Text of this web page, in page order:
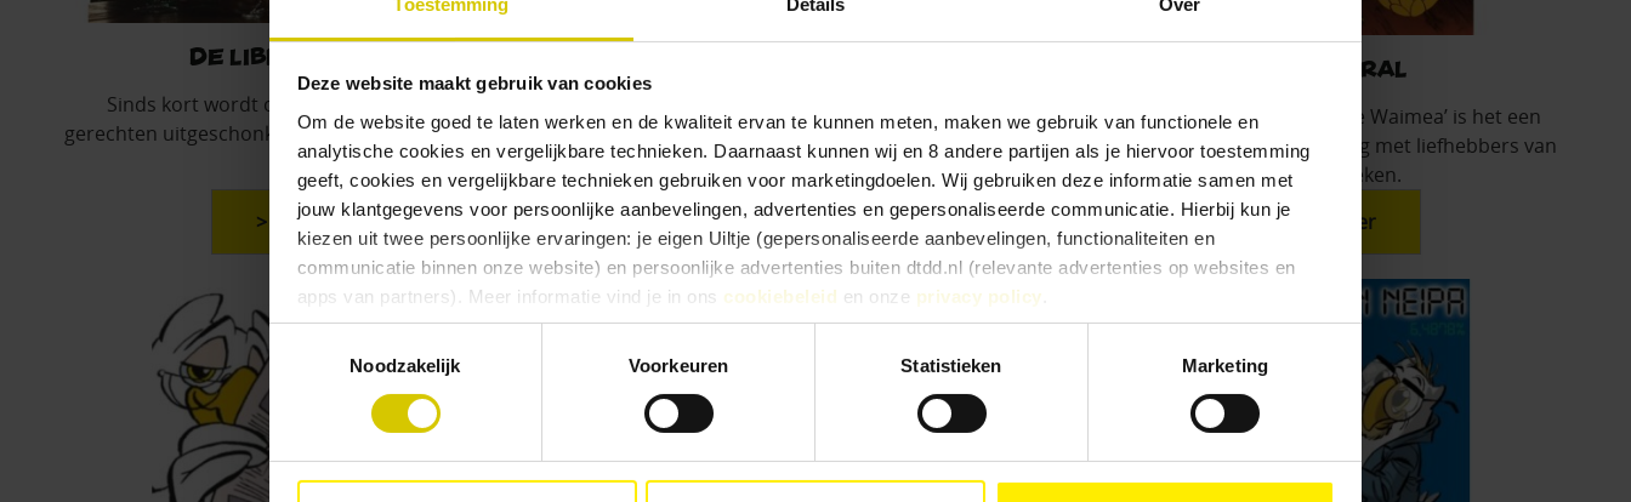
Deze website maakt gebruik van cookies
Om de website goed te laten werken en de kwaliteit ervan te kunnen meten, maken we gebruik van functionele en
analytische cookies en vergelijkbare technieken. Daarnaast kunnen wij en 8 andere partijen als je hiervoor toestemming
geeft, cookies en vergelijkbare technieken gebruiken voor marketingdoelen. Wij gebruiken deze informatie samen met
jouw klantgegevens voor persoonlijke aanbevelingen, advertenties en gepersonaliseerde communicatie. Hierbij kun je
kiezen uit twee persoonlijke ervaringen: je eigen Uiltje (gepersonaliseerde aanbevelingen, functionaliteiten en
communicatie binnen onze website) en persoonlijke advertenties buiten dtdd.nl (relevante advertenties op websites en
apps van partners). Meer informatie vind je in ons cookiebeleid en onze privacy policy
Vind je deze twee persoonlijke ervaringen goed, kies dan voor ‘Alles toestaan’. Via ‘Selectie toestaan’ kun je specifieker
voor functionele en analytische doelen. Je kunt je keuze achteraf altijd aanpassen of intrekken via het
cookiebeleid
Noodzakelijk
Voorkeuren Statistieken Marketing
De Librije x Uiltje
Sinds kort wordt onze flagship IPA bij diverse
gerechten uitgeschonken in De Librije. Gewoon. Zó uit
het blik.
> Lees meer
Alcoholvrij bier
zonder in te leveren op smaak
> Lees meer
Uiltje x BRAL
Met de release van ‘Enter the Waimea’ is het een
logische stap om de verbinding met liefhebbers van
hiphop te zoeken.
> Lees meer